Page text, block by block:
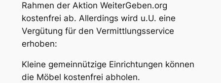
Rahmen der Aktion WeiterGeben.org
kostenfrei ab. Allerdings wird u.U. eine
Vergütung für den Vermittlungsservice
erhoben:
Kleine gemeinnützige Einrichtungen können
die Möbel kostenfrei abholen.